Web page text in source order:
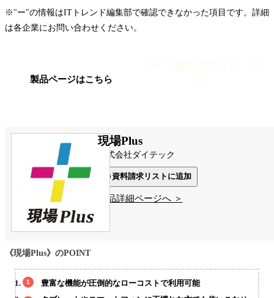
※"ー"の情報はITトレンド編集部で確認できなかった項目です。詳細
は各企業にお問い合わせください。
製品ページはこちら
現場Plus
株式会社ダイテック
資料請求リストに追加
製品詳細ページへ ＞
《現場Plus》のPOINT
豊富な機能が圧倒的なローコストで利用可能